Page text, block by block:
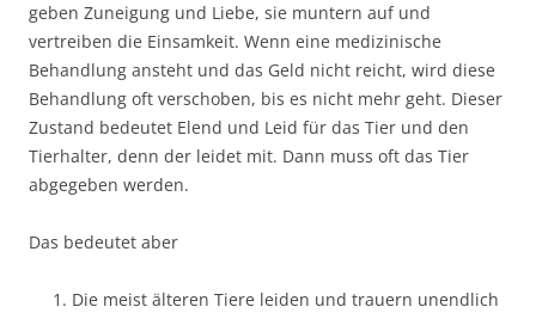
geben Zuneigung und Liebe, sie muntern auf und
vertreiben die Einsamkeit. Wenn eine medizinische
Behandlung ansteht und das Geld nicht reicht, wird diese
Behandlung oft verschoben, bis es nicht mehr geht. Dieser
Zustand bedeutet Elend und Leid für das Tier und den
Tierhalter, denn der leidet mit. Dann muss oft das Tier
abgegeben werden.
Das bedeutet aber
Die meist älteren Tiere leiden und trauern unendlich